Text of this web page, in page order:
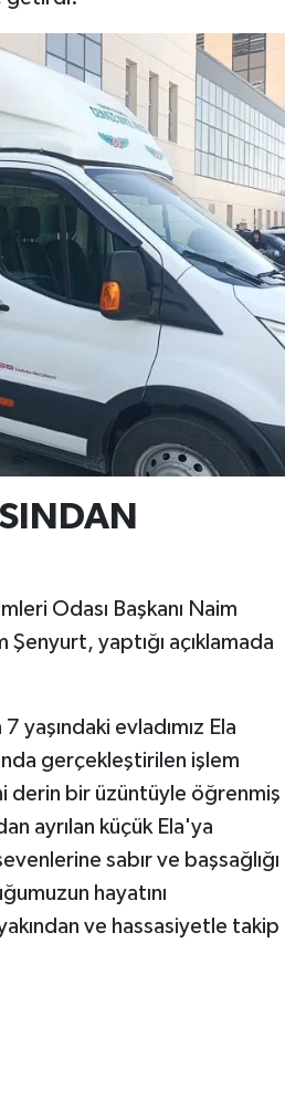
Odası Başkanı Naim
yaptığı açıklamada
evladımız Ela
gerçekleştirilen işlem
derin bir üzüntüyle öğrenmiş
ayrılan küçük Ela'ya
sabır ve başsağlığı
hayatını
ve hassasiyetle takip